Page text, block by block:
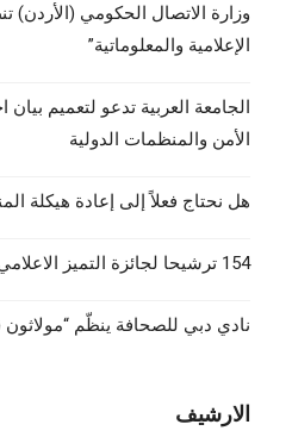
وزارة الاتصال الحكومي (الأردن)
الإعلامية والمعلوماتية”
الجامعة العربية تدعو لتعميم
الأمن والمنظمات الدولية
هل نحتاج فعلاً إلى إعادة هيكلة
154 ترشيحا لجائزة التميز الاعلامي العربي في مختلف الفئات
نادي دبي للصحافة ينظّم “مولاثون
الارشيف